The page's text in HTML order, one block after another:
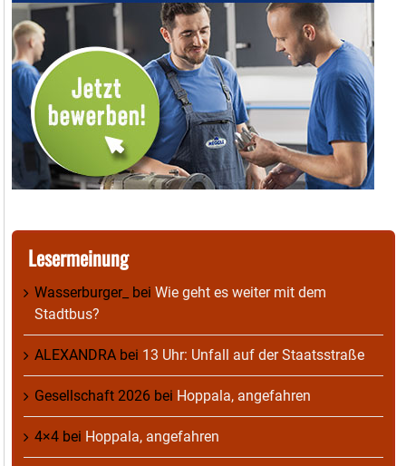
Lesermeinung
Wasserburger_ bei Wie geht es weiter mit dem
Stadtbus?
ALEXANDRA bei 13 Uhr: Unfall auf der Staatsstraße
Gesellschaft 2026 bei Hoppala, angefahren
4×4 bei Hoppala, angefahren